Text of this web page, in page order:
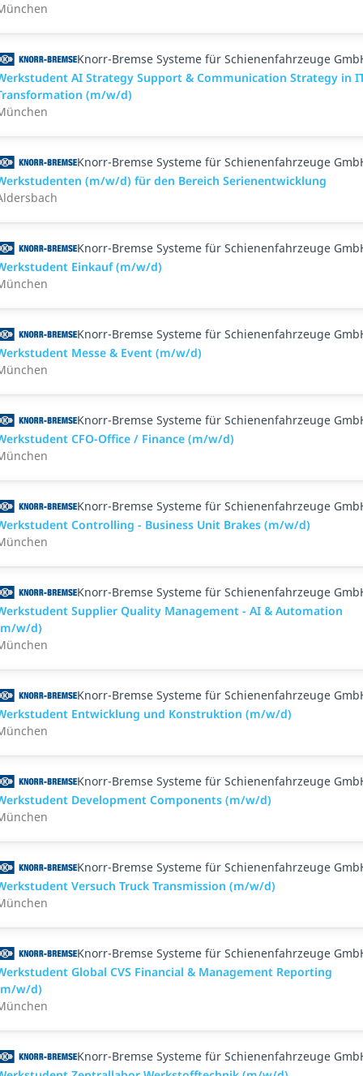
Knorr-Bremse Systeme für Schienenfahrzeuge
AI Strategy Support & Communication Strategy in
(m/w/d)
Knorr-Bremse Systeme für Schienenfahrzeuge
(m/w/d) für den Bereich Serienentwicklung
Knorr-Bremse Systeme für Schienenfahrzeuge
Einkauf (m/w/d)
Knorr-Bremse Systeme für Schienenfahrzeuge
Messe & Event (m/w/d)
Knorr-Bremse Systeme für Schienenfahrzeuge
CFO-Office / Finance (m/w/d)
Knorr-Bremse Systeme für Schienenfahrzeuge
Controlling - Business Unit Brakes (m/w/d)
Knorr-Bremse Systeme für Schienenfahrzeuge
Supplier Quality Management - AI & Automation
w/d)
Knorr-Bremse Systeme für Schienenfahrzeuge
Entwicklung und Konstruktion (m/w/d)
Knorr-Bremse Systeme für Schienenfahrzeuge
Development Components (m/w/d)
Knorr-Bremse Systeme für Schienenfahrzeuge
Versuch Truck Transmission (m/w/d)
Knorr-Bremse Systeme für Schienenfahrzeuge
Global CVS Financial & Management Reporting
w/d)
Knorr-Bremse Systeme für Schienenfahrzeuge